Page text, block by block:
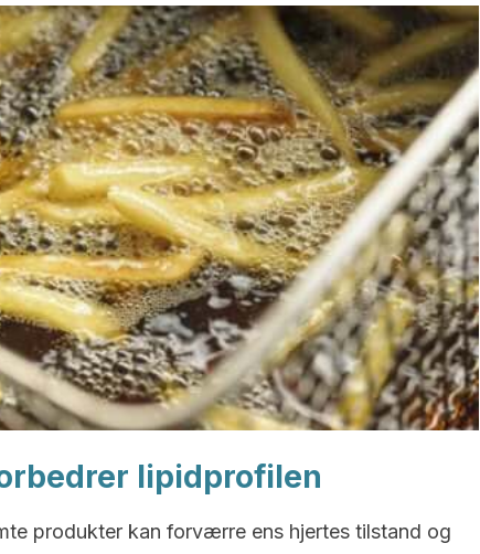
lipidprofilen
produkter kan forværre ens hjertes tilstand og